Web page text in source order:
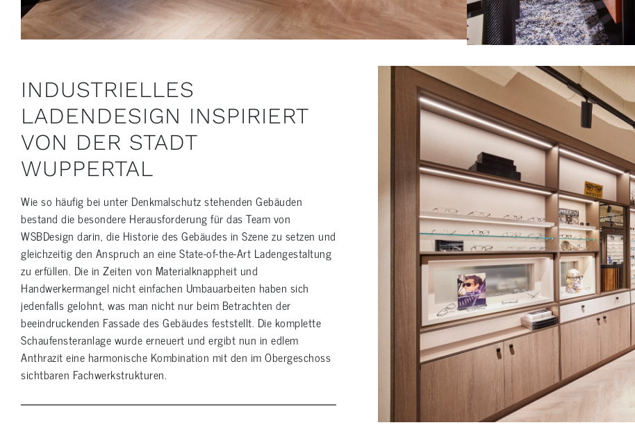
INDUSTRIELLES
LADENDESIGN INSPIRIERT
VON DER STADT
WUPPERTAL
Wie so häufig bei unter Denkmalschutz stehenden Gebäuden
bestand die besondere Herausforderung für das Team von
WSBDesign darin, die Historie des Gebäudes in Szene zu setzen und
gleichzeitig den Anspruch an eine State-of-the-Art Ladengestaltung
zu erfüllen. Die in Zeiten von Materialknappheit und
Handwerkermangel nicht einfachen Umbauarbeiten haben sich
jedenfalls gelohnt, was man nicht nur beim Betrachten der
beeindruckenden Fassade des Gebäudes feststellt. Die komplette
Schaufensteranlage wurde erneuert und ergibt nun in edlem
Anthrazit eine harmonische Kombination mit den im Obergeschoss
sichtbaren Fachwerkstrukturen.